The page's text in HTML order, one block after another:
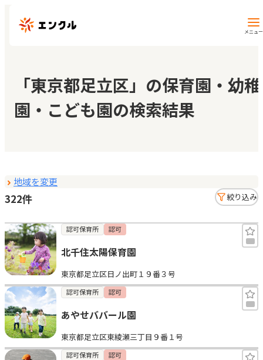
メニュー
保育園・幼稚園を探す
地図から探す
マイページ
お気に入り
見学日記
メッセージ
おすすめの園
「東京都足立区」の保育園・幼稚
園・こども園の検索結果
地域を変更
322件 絞り込み
認可保育所 認可
北千住太陽保育園
東京都足立区日ノ出町１９番３号
認可保育所 認可
あやせババール園
東京都足立区東綾瀬三丁目９番１号
認可保育所 認可